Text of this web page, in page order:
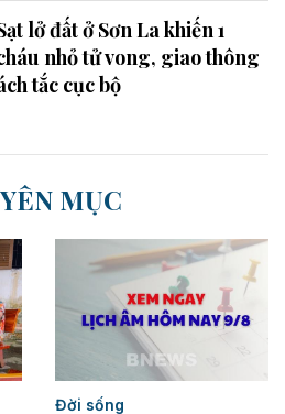
lở đất ở Sơn La khiến 1
nhỏ tử vong, giao thông
tắc cục bộ
MỤC
Đời sống